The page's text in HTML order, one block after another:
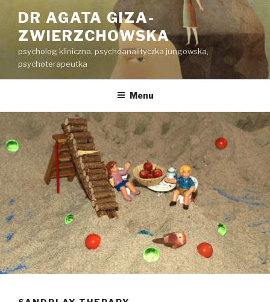
treści
DR AGATA GIZA-
ZWIERZCHOWSKA
psycholog kliniczna, psychoanalityczka jungowska,
psychoterapeutka
Menu